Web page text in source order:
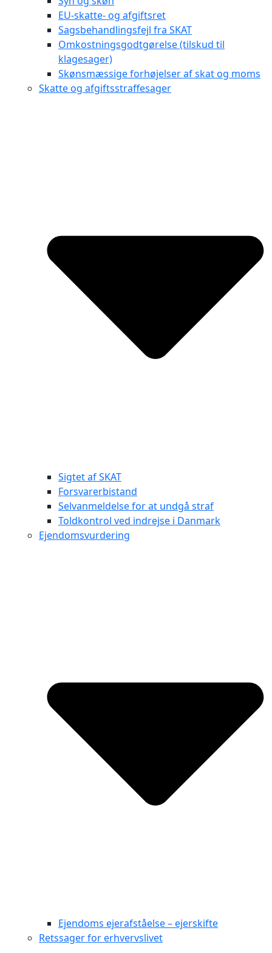
EU-skatte- og afgiftsret
Sagsbehandlingsfejl fra SKAT
Omkostningsgodtgørelse (tilskud til
klagesager)
Skønsmæssige forhøjelser af skat og moms
Skatte og afgiftsstraffesager
Sigtet af SKAT
Forsvarerbistand
Selvanmeldelse for at undgå straf
Toldkontrol ved indrejse i Danmark
Ejendomsvurdering
Ejendoms ejerafståelse – ejerskifte
Retssager for erhvervslivet